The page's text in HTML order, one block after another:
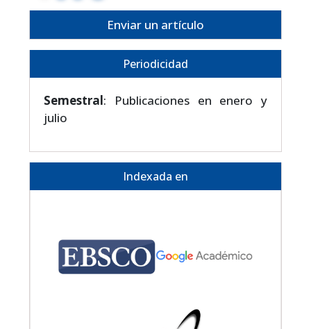
Enviar un artículo
Periodicidad
Semestral: Publicaciones en enero y
julio
Indexada en